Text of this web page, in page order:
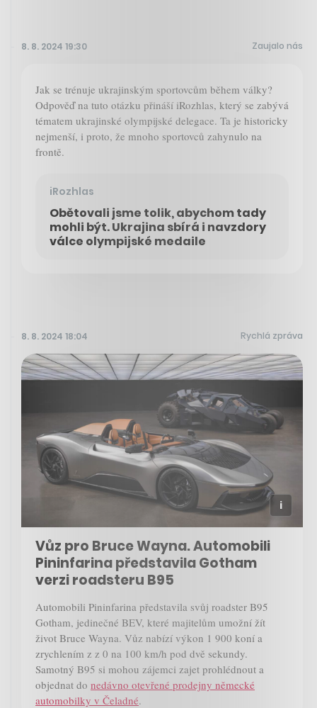
8. 8. 2024 19:30 Zaujalo nás
Jak se trénuje ukrajinským sportovcům během války?
Odpověď na tuto otázku přináší iRozhlas, který se zabývá
tématem ukrajinské olympijské delegace. Ta je historicky
nejmenší, i proto, že mnoho sportovců zahynulo na
frontě.
iRozhlas
Obětovali jsme tolik, abychom tady
mohli být. Ukrajina sbírá i navzdory
válce olympijské medaile
8. 8. 2024 18:04 Rychlá zpráva
Vůz pro Bruce Wayna. Automobili
Pininfarina představila Gotham
verzi roadsteru B95
Automobili Pininfarina představila svůj roadster B95
Gotham, jedinečné BEV, které majitelům umožní žít
život Bruce Wayna. Vůz nabízí výkon 1 900 koní a
zrychlením z z 0 na 100 km/h pod dvě sekundy.
Samotný B95 si mohou zájemci zajet prohlédnout a
objednat do nedávno otevřené prodejny německé
automobilky v Čeladné.